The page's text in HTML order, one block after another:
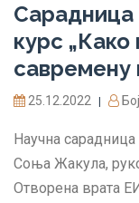
курс
савремену
25.12.2022
Научна
Соња Жакула,
Отворена врата